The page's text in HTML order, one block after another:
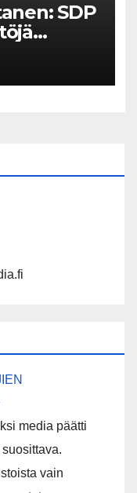
SDP
uusiin
media päätti
vain